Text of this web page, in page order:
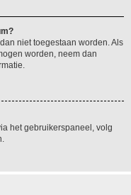
niet toegestaan worden. Als
worden, neem dan
het gebruikerspaneel, volg